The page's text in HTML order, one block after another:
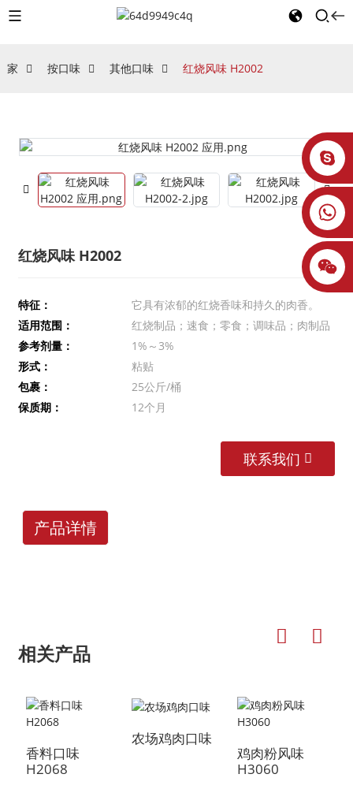
家 按口味 其他口味 红烧风味 H2002
红烧风味 H2002
特征：
它具有浓郁的红烧香味和持久的肉香。
适用范围：
红烧制品；速食；零食；调味品；肉制品
参考剂量：
1%～3%
形式：
粘贴
包裹：
25公斤/桶
保质期：
12个月
联系我们
产品详情
相关产品
香料口味
H2068
农场鸡肉口味
鸡肉粉风味
H3060